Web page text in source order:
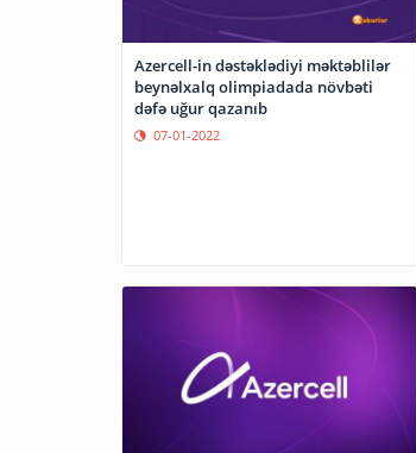
Azercell-in dəstəklədiyi məktəblilər
beynəlxalq olimpiadada növbəti
dəfə uğur qazanıb
07-01-2022